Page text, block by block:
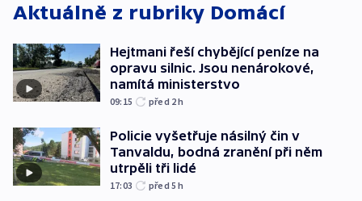
Aktuálně z rubriky Domácí
Hejtmani řeší chybějící peníze na
opravu silnic. Jsou nenárokové,
namítá ministerstvo
09:15 před 2h
Policie vyšetřuje násilný čin v
Tanvaldu, bodná zranění při něm
utrpěli tři lidé
17:03 před 5h